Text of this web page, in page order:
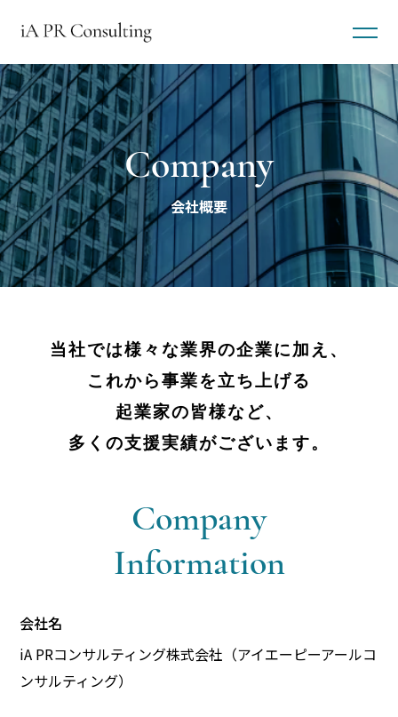
Company
会社概要
当社では様々な業界の企業に加え、
これから事業を立ち上げる
起業家の皆様など、
多くの支援実績がございます。​​
Company
Information
会社名​
iA PRコンサルティング株式会社（アイエーピーアールコ
ンサルティング）